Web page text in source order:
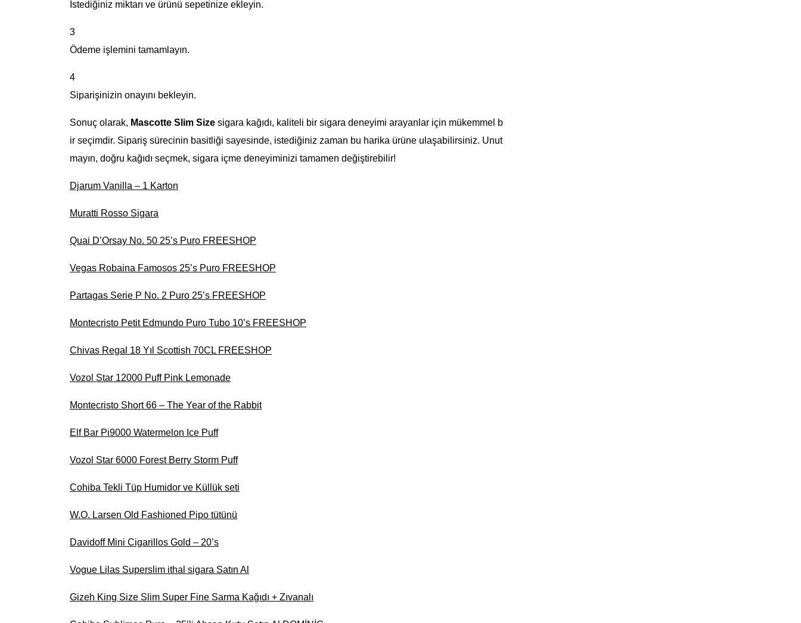
İstediğiniz miktarı ve ürünü sepetinize ekleyin.
3
Ödeme işlemini tamamlayın.
4
Siparişinizin onayını bekleyin.
Sonuç olarak, Mascotte Slim Size sigara kağıdı, kaliteli bir sigara deneyimi arayanlar için mükemmel b
ir seçimdir. Sipariş sürecinin basitliği sayesinde, istediğiniz zaman bu harika ürüne ulaşabilirsiniz. Unut
mayın, doğru kağıdı seçmek, sigara içme deneyiminizi tamamen değiştirebilir!
Djarum Vanilla – 1 Karton
Muratti Rosso Sigara
Quai D’Orsay No. 50 25’s Puro FREESHOP
Vegas Robaina Famosos 25’s Puro FREESHOP
Partagas Serie P No. 2 Puro 25’s FREESHOP
Montecristo Petit Edmundo Puro Tubo 10’s FREESHOP
Chivas Regal 18 Yıl Scottish 70CL FREESHOP
Vozol Star 12000 Puff Pink Lemonade
Montecristo Short 66 – The Year of the Rabbit
Elf Bar Pi9000 Watermelon Ice Puff
Vozol Star 6000 Forest Berry Storm Puff
Cohiba Tekli Tüp Humidor ve Küllük seti
W.O. Larsen Old Fashioned Pipo tütünü
Davidoff Mini Cigarillos Gold – 20’s
Vogue Lilas Superslim ithal sigara Satın Al
Gizeh King Size Slim Super Fine Sarma Kağıdı + Zıvanalı